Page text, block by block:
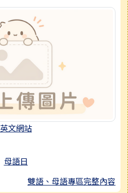
英文網站
母語日
雙語、母語專區完整內容